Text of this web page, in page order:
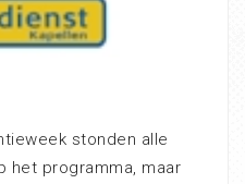
stonden alle
het programma, maar